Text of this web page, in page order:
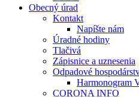
Obecný úrad
Kontakt
Napíšte nám
Úradné hodiny
Tlačivá
Zápisnice a uznesenia
Odpadové
Harmonogram
CORONA INFO